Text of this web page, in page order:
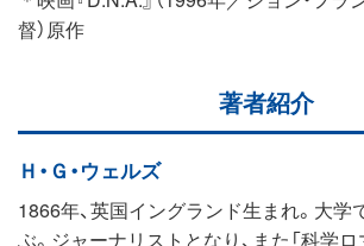
督）原作
著者紹介
Ｈ・Ｇ・ウェルズ
1866年、英国イングランド生まれ。大学
ぶ。ジャーナリストとなり、また「科学